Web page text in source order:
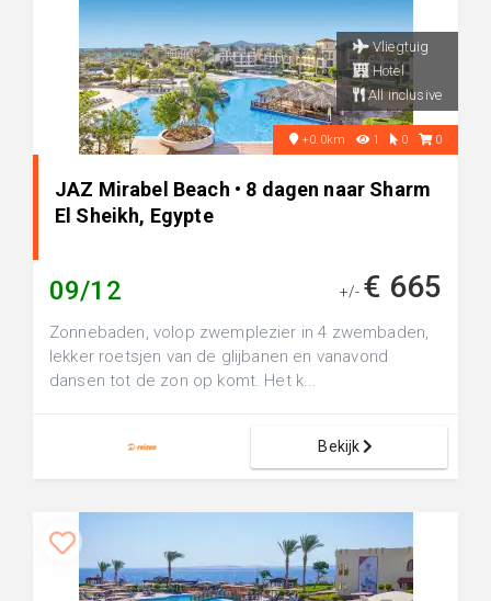
Vliegtuig
Hotel
All inclusive
+0.0km 1 0 0
JAZ Mirabel Beach • 8 dagen naar Sharm
El Sheikh, Egypte
09/12 +/- € 665
Zonnebaden, volop zwemplezier in 4 zwembaden,
lekker roetsjen van de glijbanen en vanavond
dansen tot de zon op komt. Het k...
Bekijk